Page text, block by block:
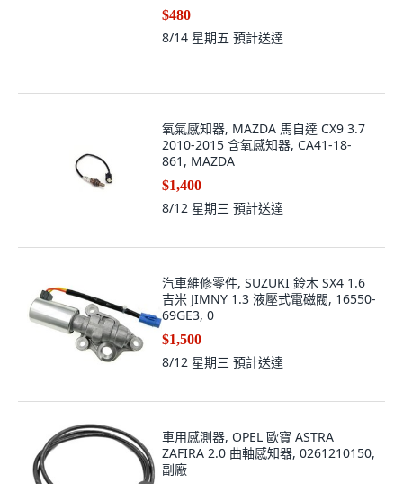
$480
8/14 星期五 預計送達
氧氣感知器, MAZDA 馬自達 CX9 3.7
2010-2015 含氧感知器, CA41-18-
861, MAZDA
$1,400
8/12 星期三 預計送達
汽車維修零件, SUZUKI 鈴木 SX4 1.6
吉米 JIMNY 1.3 液壓式電磁閥, 16550-
69GE3, 0
$1,500
8/12 星期三 預計送達
車用感測器, OPEL 歐寶 ASTRA
ZAFIRA 2.0 曲軸感知器, 0261210150,
副廠